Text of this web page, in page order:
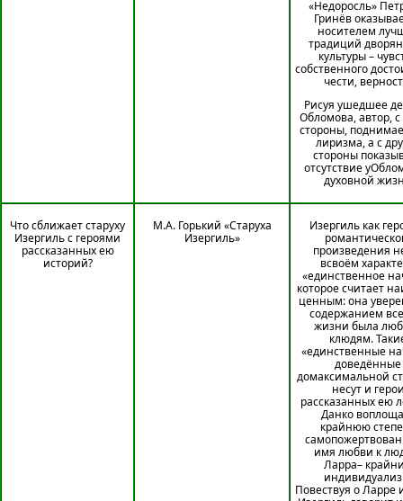
«Недоросль»
Гринёв
носителем
традиций
культуры –
собственного
чести,
Рисуя ушедшее
Обломова, автор,
стороны,
лиризма, а с
стороны
отсутствие
духовной
Что сближает старуху
Изергиль с героями
рассказанных ею
историй?
М.А. Горький «Старуха
Изергиль»
Изергиль как
произведения
всвоём
«единственное
которое считает
ценным: она
содержанием
жизни была
клюдям.
«единственные
доведённые
домаксимальной
несут и
рассказанных ею
Данко
крайнюю
имя любви к
Ларра–
Повествуя о Ларре